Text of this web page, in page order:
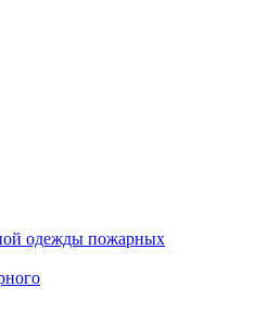
одежды пожарных